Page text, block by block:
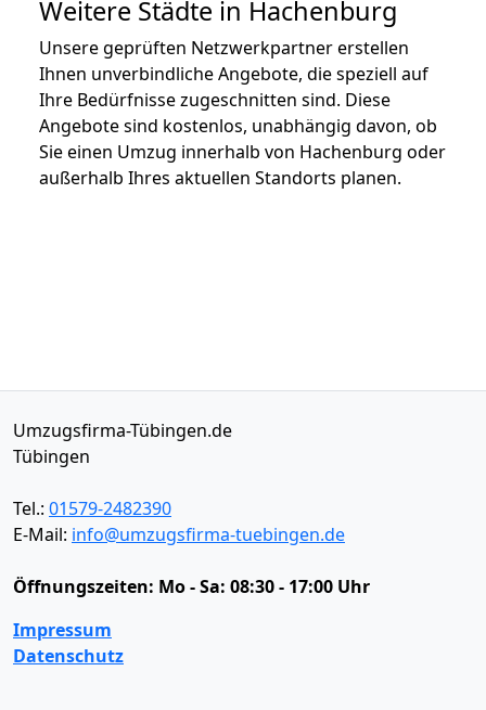
Weitere Städte in Hachenburg
Unsere geprüften Netzwerkpartner erstellen
Ihnen unverbindliche Angebote, die speziell auf
Ihre Bedürfnisse zugeschnitten sind. Diese
Angebote sind kostenlos, unabhängig davon, ob
Sie einen Umzug innerhalb von Hachenburg oder
außerhalb Ihres aktuellen Standorts planen.
Umzugsfirma-Tübingen.de
Tübingen
Tel.: 01579-2482390
E-Mail: info@umzugsfirma-tuebingen.de
Öffnungszeiten: Mo - Sa: 08:30 - 17:00 Uhr
Impressum
Datenschutz